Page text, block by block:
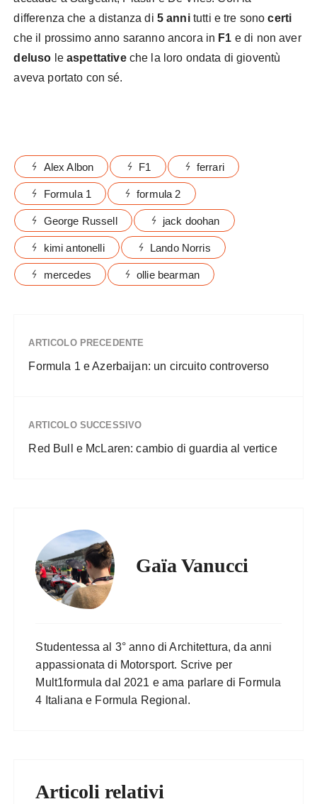
differenza che a distanza di 5 anni tutti e tre sonocerti
che il prossimo anno saranno ancora in F1 e di non aver
deluso le aspettativeche la loro ondata di gioventù
aveva portato con sé.
Alex Albon F1 ferrari
Formula 1 formula 2
George Russell jack doohan
kimi antonelli Lando Norris
mercedes ollie bearman
ARTICOLO PRECEDENTE
Formula 1 e Azerbaijan: un circuito controverso
ARTICOLO SUCCESSIVO
Red Bull e McLaren: cambio di guardia al vertice
Gaïa Vanucci
Studentessa al 3° anno di Architettura, da anni
appassionata di Motorsport. Scrive per
Mult1formula dal 2021 e ama parlare di Formula
4 Italiana e Formula Regional.
Articoli relativi